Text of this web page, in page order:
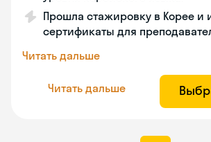
Прошла стажировку в Корее и
сертификаты для
Читать дальше
Читать дальше